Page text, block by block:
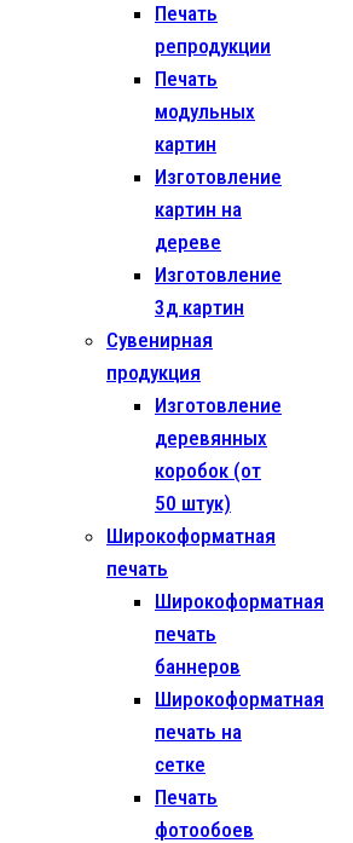
Печать
репродукции
Печать
модульных
картин
Изготовление
картин на
дереве
Изготовление
3д картин
Сувенирная
продукция
Изготовление
деревянных
коробок (от
50 штук)
Широкоформатная
печать
Широкоформатная
печать
баннеров
Широкоформатная
печать на
сетке
Печать
фотообоев